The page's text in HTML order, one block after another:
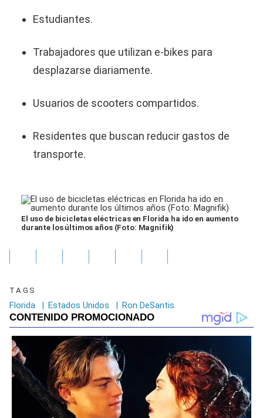
Estudiantes.
Trabajadores que utilizan e-bikes para
desplazarse diariamente.
Usuarios de scooters compartidos.
Residentes que buscan reducir gastos de
transporte.
El uso de bicicletas eléctricas en Florida ha ido en aumento
durante los últimos años (Foto: Magnifik)
TAGS
Florida | Estados Unidos | Ron DeSantis